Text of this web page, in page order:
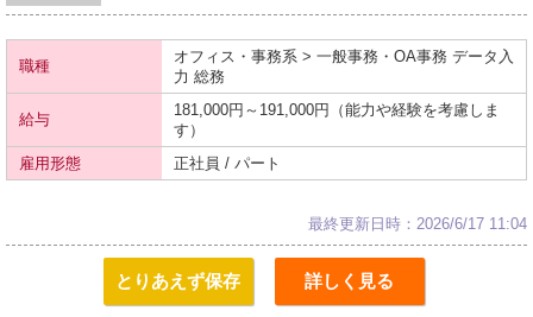
職種
オフィス・事務系 > 一般事務・OA事務 データ入
力 総務
給与
181,000円～191,000円（能力や経験を考慮しま
す）
雇用形態
正社員 / パート
最終更新日時：2026/6/17 11:04
とりあえず保存 詳しく見る